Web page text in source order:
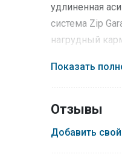
удлиненная
система Zip
нагрудный
низ рукавов с
Подкладка
полиэстер, 7%
Показать
Отзывы
Добавить